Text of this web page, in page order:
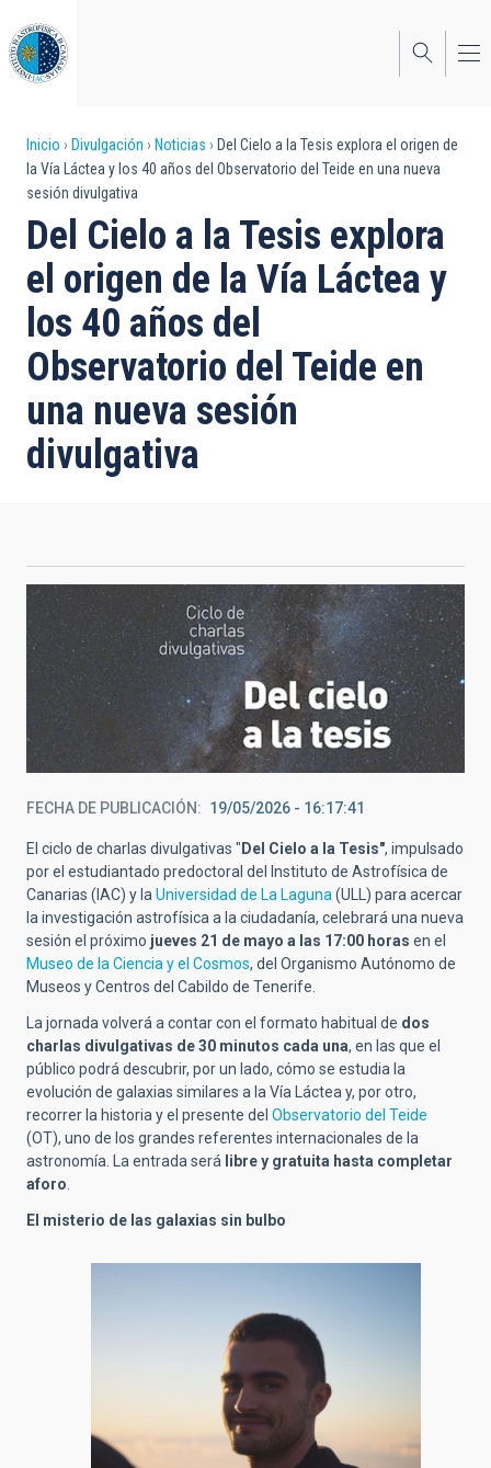
al
contenido
principal
Sobrescribir
enlaces
de
ayuda
a
la
navegación
Inicio Divulgación Noticias
Del Cielo a la Tesis explora el origen de
la Vía Láctea y los 40 años del Observatorio del Teide en una nueva
sesión divulgativa
Del Cielo a la Tesis explora
el origen de la Vía Láctea y
los 40 años del
Observatorio del Teide en
una nueva sesión
divulgativa
FECHA DE PUBLICACIÓN 19/05/2026 - 16:17:41
El ciclo de charlas divulgativas "Del Cielo a la Tesis", impulsado
por el estudiantado predoctoral del Instituto de Astrofísica de
Canarias (IAC) y la Universidad de La Laguna (ULL) para acercar
la investigación astrofísica a la ciudadanía, celebrará una nueva
sesión el próximo jueves 21 de mayo a las 17:00 horas en el
Museo de la Ciencia y el Cosmos, del Organismo Autónomo de
Museos y Centros del Cabildo de Tenerife.
La jornada volverá a contar con el formato habitual de dos
charlas divulgativas de 30 minutos cada una, en las que el
público podrá descubrir, por un lado, cómo se estudia la
evolución de galaxias similares a la Vía Láctea y, por otro,
recorrer la historia y el presente del Observatorio del Teide
(OT), uno de los grandes referentes internacionales de la
astronomía. La entrada será libre y gratuita hasta completar
aforo
El misterio de las galaxias sin bulbo